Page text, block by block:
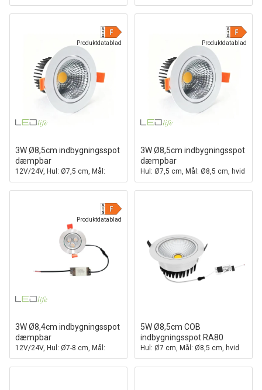
Ø11,5 cm, Hvid kant
Hul: Ø9,5 cm, Mål: Ø11,5 cm,
Hvid kant
Produktdatablad
3W Ø8,5cm indbygningsspot
dæmpbar
12V/24V, Hul: Ø7,5 cm, Mål:
Ø8,5 cm, hvid kant
Produktdatablad
3W Ø8,5cm indbygningsspot
dæmpbar
Hul: Ø7,5 cm, Mål: Ø8,5 cm, hvid
kant
Produktdatablad
3W Ø8,4cm indbygningsspot
dæmpbar
12V/24V, Hul: Ø7-8 cm, Mål:
Ø8,4 cm, 4 cm høj
5W Ø8,5cm COB
indbygningsspot RA80
Hul: Ø7 cm, Mål: Ø8,5 cm, hvid
kant, 2700K